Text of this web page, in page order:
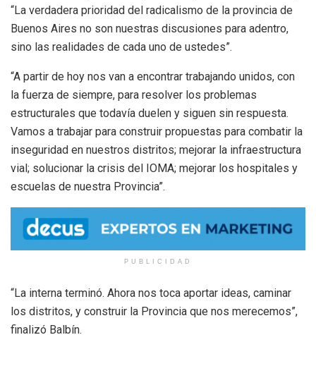
“La verdadera prioridad del radicalismo de la provincia de
Buenos Aires no son nuestras discusiones para adentro,
sino las realidades de cada uno de ustedes”.
“A partir de hoy nos van a encontrar trabajando unidos, con
la fuerza de siempre, para resolver los problemas
estructurales que todavía duelen y siguen sin respuesta.
Vamos a trabajar para construir propuestas para combatir la
inseguridad en nuestros distritos; mejorar la infraestructura
vial; solucionar la crisis del IOMA; mejorar los hospitales y
escuelas de nuestra Provincia”.
PUBLICIDAD
“La interna terminó. Ahora nos toca aportar ideas, caminar
los distritos, y construir la Provincia que nos merecemos”,
finalizó Balbín.